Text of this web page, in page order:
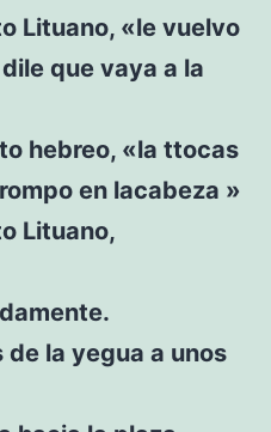
Lituano, «le vuelvo
que vaya a la
hebreo, «la ttocas
en lacabeza »
Lituano,
la yegua a unos